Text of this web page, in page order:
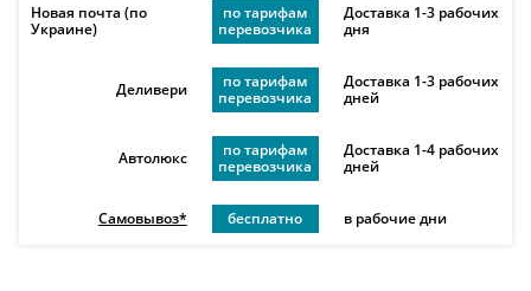
Новая почта (по
Украине)
по тарифам
перевозчика
Доставка 1-3 рабочих
дня
Деливери
по тарифам
перевозчика
Доставка 1-3 рабочих
дней
Автолюкс
по тарифам
перевозчика
Доставка 1-4 рабочих
дней
Самовывоз* бесплатно в рабочие дни